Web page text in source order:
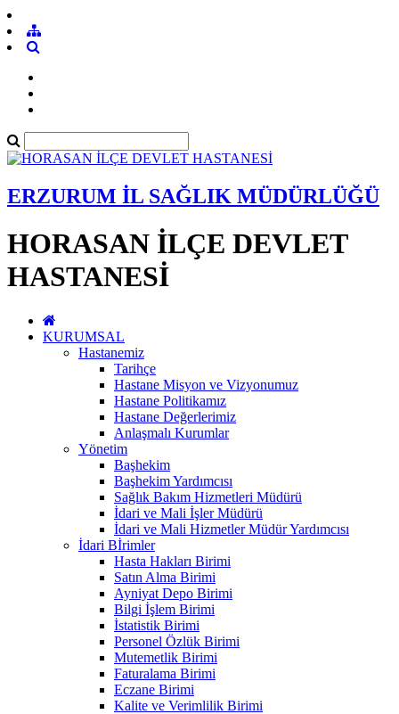
ERZURUM İL SAĞLIK MÜDÜRLÜĞÜ
HORASAN İLÇE DEVLET
HASTANESİ
KURUMSAL
Hastanemiz
Tarihçe
Hastane Misyon ve Vizyonumuz
Hastane Politikamız
Hastane Değerlerimiz
Anlaşmalı Kurumlar
Yönetim
Başhekim
Başhekim Yardımcısı
Sağlık Bakım Hizmetleri Müdürü
İdari ve Mali İşler Müdürü
İdari ve Mali Hizmetler Müdür Yardımcısı
İdari Bİrimler
Hasta Hakları Birimi
Satın Alma Birimi
Ayniyat Depo Birimi
Bilgi İşlem Birimi
İstatistik Birimi
Personel Özlük Birimi
Mutemetlik Birimi
Faturalama Birimi
Eczane Birimi
Kalite ve Verimlilik Birimi